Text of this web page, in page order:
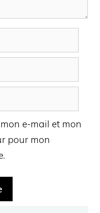
e-mail et mon
pour mon